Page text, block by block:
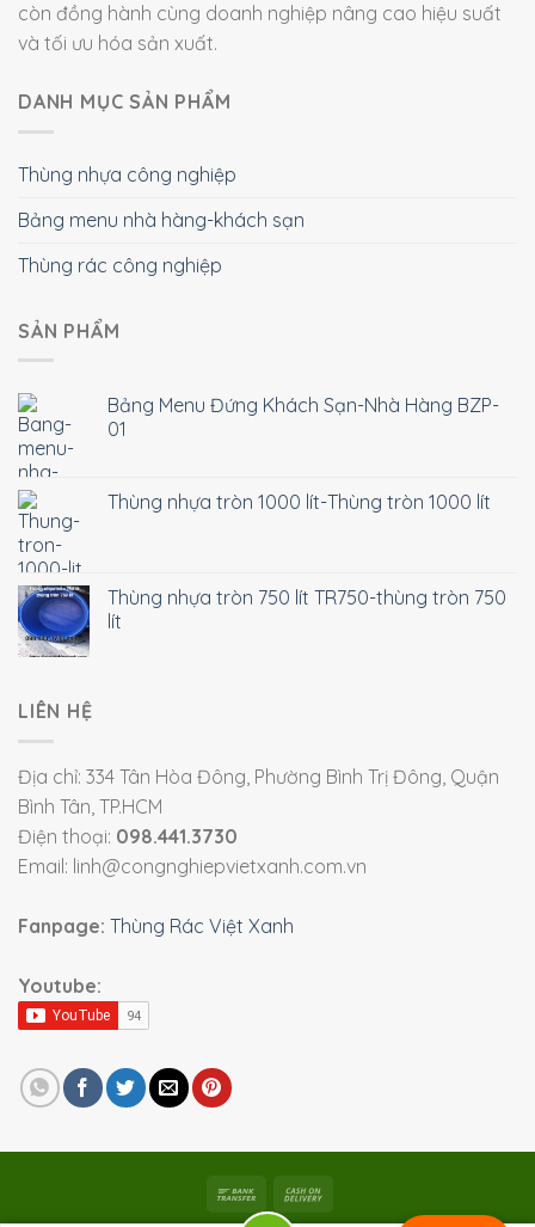
còn đồng hành cùng doanh nghiệp nâng cao hiệu suất
và tối ưu hóa sản xuất.
DANH MỤC SẢN PHẨM
Thùng nhựa công nghiệp
Bảng menu nhà hàng-khách sạn
Thùng rác công nghiệp
SẢN PHẨM
Bảng Menu Đứng Khách Sạn-Nhà Hàng BZP-
01
Thùng nhựa tròn 1000 lít-Thùng tròn 1000 lít
Thùng nhựa tròn 750 lít TR750-thùng tròn 750
lít
LIÊN HỆ
Địa chỉ: 334 Tân Hòa Đông, Phường Bình Trị Đông, Quận
Bình Tân, TP.HCM
Điện thoại: 098.441.3730
Email: linh@congnghiepvietxanh.com.vn
Fanpage: Thùng Rác Việt Xanh
Youtube: